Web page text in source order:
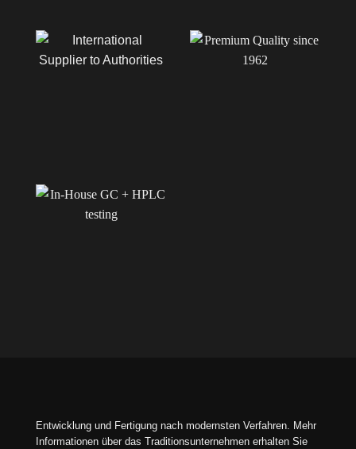
Entwicklung und Fertigung nach modernsten Verfahren. Mehr
Informationen über das Traditionsunternehmen erhalten Sie